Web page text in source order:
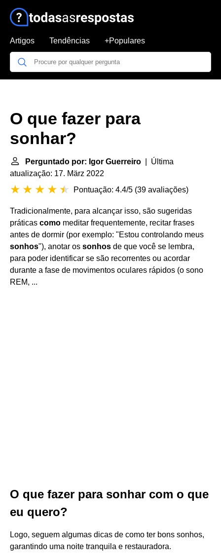
Artigos Tendências +Populares
O que fazer para
sonhar?
Perguntado por: Igor Guerreiro | Última
atualização: 17. März 2022
Pontuação: 4.4/5 (39 avaliações)
Tradicionalmente, para alcançar isso, são sugeridas
práticas como meditar frequentemente, recitar frases
antes de dormir (por exemplo: "Estou controlando meus
sonhos"), anotar os sonhos de que você se lembra,
para poder identificar se são recorrentes ou acordar
durante a fase de movimentos oculares rápidos (o sono
REM, ...
O que fazer para sonhar com o que
eu quero?
Logo, seguem algumas dicas de como ter bons sonhos,
garantindo uma noite tranquila e restauradora.